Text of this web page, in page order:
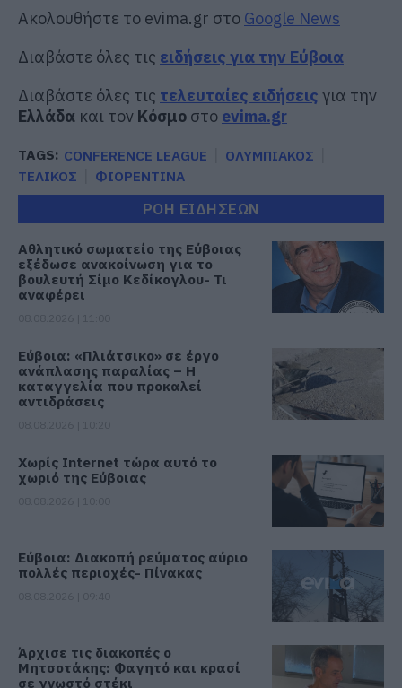
Ακολουθήστε το evima.gr στο Google News
Διαβάστε όλες τις ειδήσεις για την Εύβοια
Διαβάστε όλες τις τελευταίες ειδήσεις για την
Ελλάδα και τον Κόσμο στο evima.gr
TAGS: CONFERENCE LEAGUE
ΟΛΥΜΠΙΑΚΟΣ
ΤΕΛΙΚΟΣ
ΦΙΟΡΕΝΤΙΝΑ
ΡΟΗ ΕΙΔΗΣΕΩΝ
Αθλητικό σωματείο της Εύβοιας
εξέδωσε ανακοίνωση για το
βουλευτή Σίμο Κεδίκογλου- Τι
αναφέρει
Εύβοια: «Πλιάτσικο» σε έργο
ανάπλασης παραλίας – Η
καταγγελία που προκαλεί
αντιδράσεις
Χωρίς Internet τώρα αυτό το
χωριό της Εύβοιας
Εύβοια: Διακοπή ρεύματος αύριο
πολλές περιοχές- Πίνακας
Άρχισε τις διακοπές ο
Μητσοτάκης: Φαγητό και κρασί
σε γνωστό στέκι